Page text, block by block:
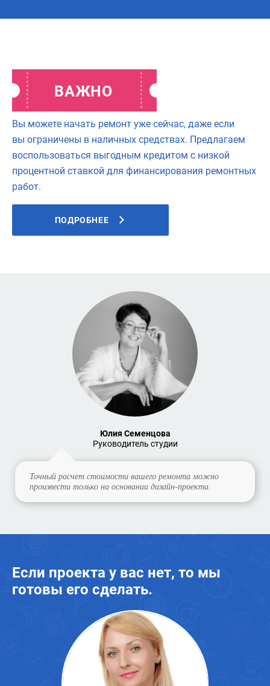
Ещё не знаю,
определимся вместе
ВАЖНО
Вы можете начать ремонт уже сейчас, даже если
вы ограничены в наличных средствах. Предлагаем
воспользоваться выгодным кредитом с низкой
процентной ставкой для финансирования ремонтных
работ.
ПОДРОБНЕЕ
Юлия Семенцова
Руководитель студии
Точный расчет стоимости вашего ремонта можно
произвести только на основании дизайн-проекта.
Если проекта у вас нет, то мы
готовы его сделать.